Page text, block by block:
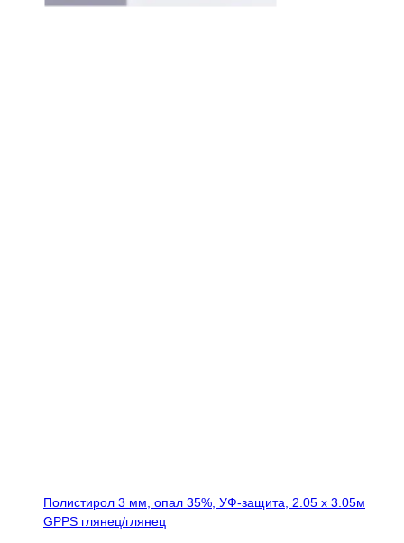
Полистирол 3 мм, опал 35%, УФ-защита, 2.05 х 3.05м
GPPS глянец/глянец